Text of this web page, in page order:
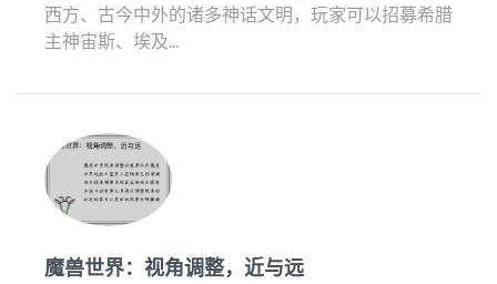
西方、古今中外的诸多神话文明，玩家可以招募希腊
主神宙斯、埃及...
魔兽世界：视角调整，近与远